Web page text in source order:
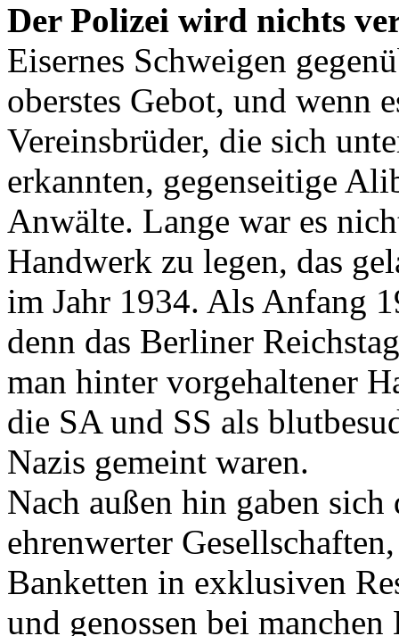
Der Polizei wird nichts
Eisernes Schweigen
oberstes Gebot, und wenn
Vereinsbrüder, die sich
erkannten, gegenseitige
Anwälte. Lange war es
Handwerk zu legen, das
im Jahr 1934. Als Anfang
denn das Berliner
man hinter vorgehaltener
die SA und SS als
Nazis gemeint waren.
Nach außen hin gaben
ehrenwerter
Banketten in exklusiven
und genossen bei